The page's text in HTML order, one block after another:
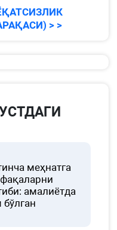
> >
меҳнатга
амалиётда